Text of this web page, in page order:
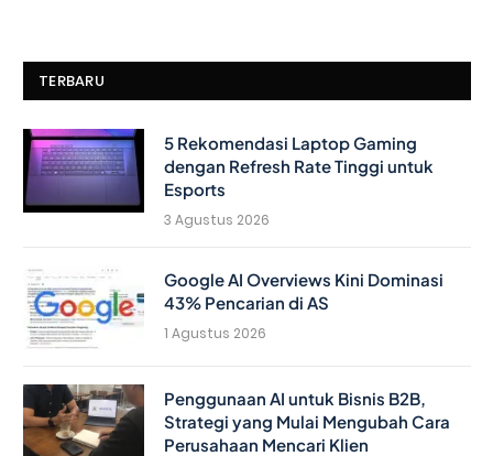
TERBARU
5 Rekomendasi Laptop Gaming
dengan Refresh Rate Tinggi untuk
Esports
3 Agustus 2026
Google AI Overviews Kini Dominasi
43% Pencarian di AS
1 Agustus 2026
Penggunaan AI untuk Bisnis B2B,
Strategi yang Mulai Mengubah Cara
Perusahaan Mencari Klien